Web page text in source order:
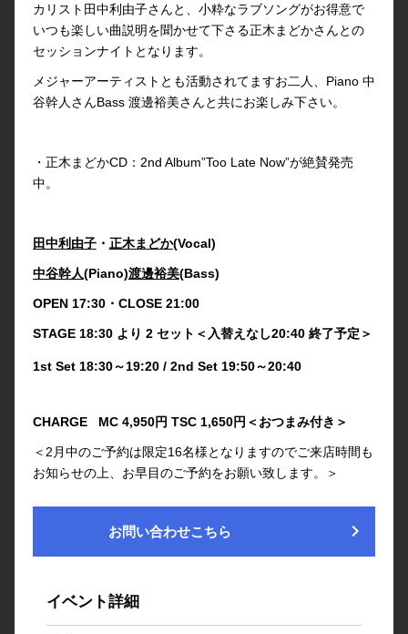
カリスト田中利由子さんと、小粋なラブソングがお得意で
いつも楽しい曲説明を聞かせて下さる正木まどかさんとの
セッションナイトとなります。
メジャーアーティストとも活動されてますお二人、Piano 中
谷幹人さんBass 渡邊裕美さんと共にお楽しみ下さい。
・正木まどかCD：2nd Album”Too Late Now”が絶賛発売
中。
田中利由子・ 正木まどか(Vocal)
中谷幹人(Piano)渡邊裕美(Bass)
OPEN 17:30・CLOSE 21:00
STAGE 18:30 より 2 セット＜入替えなし20:40 終了予定＞
1st Set 18:30～19:20 / 2nd Set 19:50～20:40
CHARGE MC 4,950円 TSC 1,650円＜おつまみ付き＞
＜2月中のご予約は限定16名様となりますのでご来店時間も
お知らせの上、お早目のご予約をお願い致します。＞
お問い合わせこちら chevron_right
イベント詳細